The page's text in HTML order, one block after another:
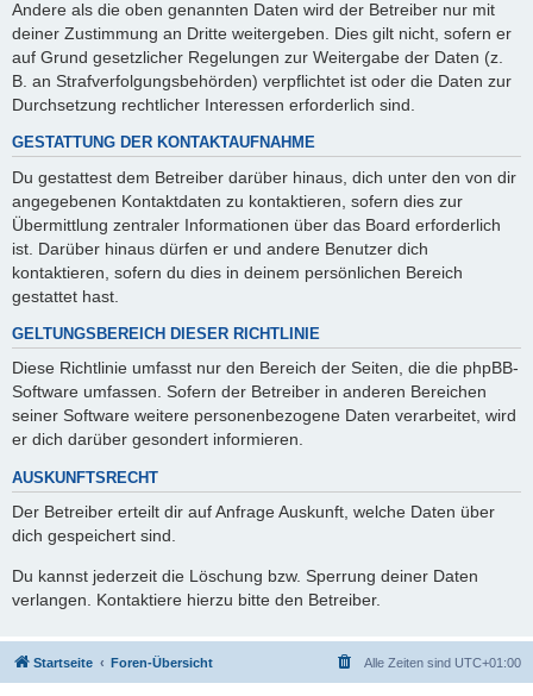
Andere als die oben genannten Daten wird der Betreiber nur mit
deiner Zustimmung an Dritte weitergeben. Dies gilt nicht, sofern er
auf Grund gesetzlicher Regelungen zur Weitergabe der Daten (z.
B. an Strafverfolgungsbehörden) verpflichtet ist oder die Daten zur
Durchsetzung rechtlicher Interessen erforderlich sind.
GESTATTUNG DER KONTAKTAUFNAHME
Du gestattest dem Betreiber darüber hinaus, dich unter den von dir
angegebenen Kontaktdaten zu kontaktieren, sofern dies zur
Übermittlung zentraler Informationen über das Board erforderlich
ist. Darüber hinaus dürfen er und andere Benutzer dich
kontaktieren, sofern du dies in deinem persönlichen Bereich
gestattet hast.
GELTUNGSBEREICH DIESER RICHTLINIE
Diese Richtlinie umfasst nur den Bereich der Seiten, die die phpBB-
Software umfassen. Sofern der Betreiber in anderen Bereichen
seiner Software weitere personenbezogene Daten verarbeitet, wird
er dich darüber gesondert informieren.
AUSKUNFTSRECHT
Der Betreiber erteilt dir auf Anfrage Auskunft, welche Daten über
dich gespeichert sind.
Du kannst jederzeit die Löschung bzw. Sperrung deiner Daten
verlangen. Kontaktiere hierzu bitte den Betreiber.
Startseite Foren-Übersicht Alle Zeiten sind UTC+01:00